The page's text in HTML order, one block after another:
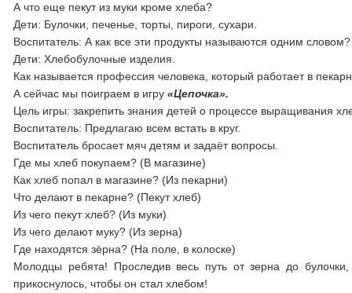
А что еще пекут из муки кроме хлеба?
Дети: Булочки, печенье, торты, пироги, сухари.
Воспитатель: А как все эти продукты называются одним словом?
Дети: Хлебобулочные изделия.
Как называется профессия человека, который работает в
А сейчас мы поиграем в игру«Цепочка».
Цель игры: закрепить знания детей о процессе выращивания
Воспитатель: Предлагаю всем встать в круг.
Воспитатель бросает мяч детям и задаёт вопросы.
Где мы хлеб покупаем? (В магазине)
Как хлеб попал в магазине? (Из пекарни)
Что делают в пекарне? (Пекут хлеб)
Из чего пекут хлеб? (Из муки)
Из чего делают муку? (Из зерна)
Где находятся зёрна? (На поле, в колоске)
Молодцы ребята! Проследив весь путь от зерна до
прикоснулось, чтобы он стал хлебом!